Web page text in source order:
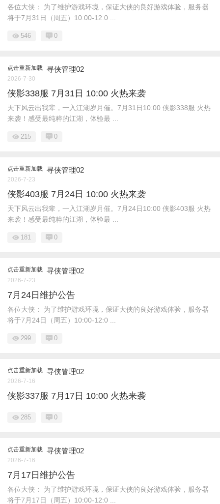
各位大侠： 为了维护游戏环境，保证大侠的良好游戏体验，服务器
将于7月31日（周五）10:00-12:0 ...
546 0
点击重新加载 寻侠管理02
2026-7-30
侠影338服 7月31日 10:00 火热来袭
天下风云出我辈，一入江湖岁月催。7月31日10:00 侠影338服 火热
来袭！感受最纯粹的江湖，体验最 ...
215 0
点击重新加载 寻侠管理02
2026-7-23
侠影403服 7月24日 10:00 火热来袭
天下风云出我辈，一入江湖岁月催。7月24日10:00 侠影403服 火热
来袭！感受最纯粹的江湖，体验最 ...
181 0
点击重新加载 寻侠管理02
2026-7-23
7月24日维护公告
各位大侠： 为了维护游戏环境，保证大侠的良好游戏体验，服务器
将于7月24日（周五）10:00-12:0 ...
299 0
点击重新加载 寻侠管理02
2026-7-16
侠影337服 7月17日 10:00 火热来袭
285 0
点击重新加载 寻侠管理02
2026-7-16
7月17日维护公告
各位大侠： 为了维护游戏环境，保证大侠的良好游戏体验，服务器
将于7月17日（周五）10:00-12:0 ...